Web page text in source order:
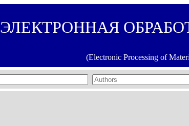
ЭЛЕКТРОННАЯ
(Electronic Processing of